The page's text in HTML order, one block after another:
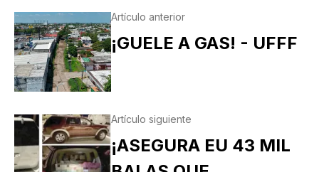
Artículo anterior
¡GUELE A GAS! - UFFF
Artículo siguiente
¡ASEGURA EU 43 MIL